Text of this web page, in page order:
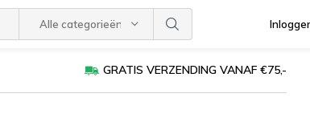
Alle categorieën
GRATIS VERZENDING VANAF €75,-